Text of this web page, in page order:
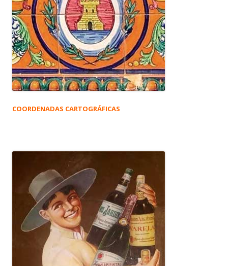
COORDENADAS CARTOGRÁFICAS